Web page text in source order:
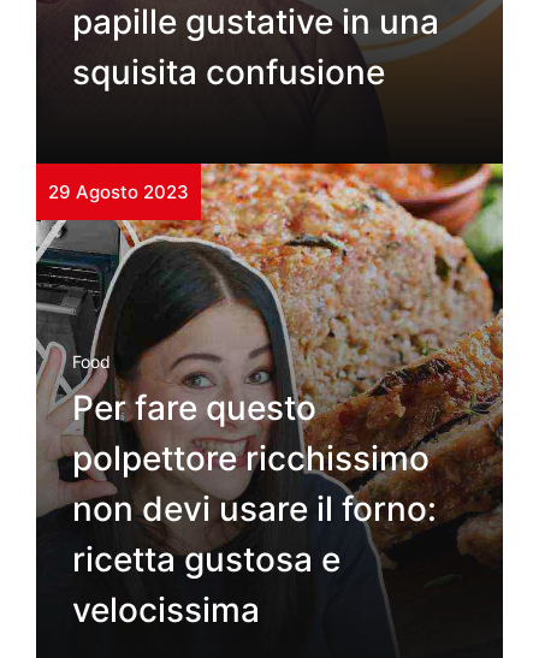
papille gustative in una
squisita confusione
29 Agosto 2023
Food
Per fare questo
polpettore ricchissimo
non devi usare il forno:
ricetta gustosa e
velocissima